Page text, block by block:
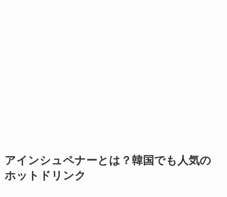
アインシュペナーとは？韓国でも人気の
ホットドリンク